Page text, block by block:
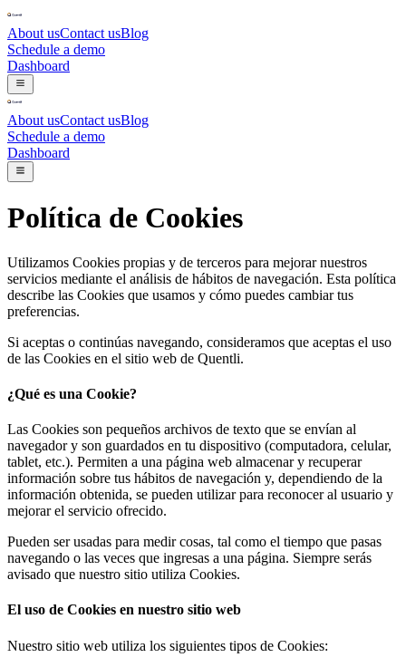
About usContact usBlog
Schedule a demo
Dashboard
About usContact usBlog
Schedule a demo
Dashboard
Política de Cookies
Utilizamos Cookies propias y de terceros para mejorar nuestros
servicios mediante el análisis de hábitos de navegación. Esta política
describe las Cookies que usamos y cómo puedes cambiar tus
preferencias.
Si aceptas o continúas navegando, consideramos que aceptas el uso
de las Cookies en el sitio web de Quentli.
¿Qué es una Cookie?
Las Cookies son pequeños archivos de texto que se envían al
navegador y son guardados en tu dispositivo (computadora, celular,
tablet, etc.). Permiten a una página web almacenar y recuperar
información sobre tus hábitos de navegación y, dependiendo de la
información obtenida, se pueden utilizar para reconocer al usuario y
mejorar el servicio ofrecido.
Pueden ser usadas para medir cosas, tal como el tiempo que pasas
navegando o las veces que ingresas a una página. Siempre serás
avisado que nuestro sitio utiliza Cookies.
El uso de Cookies en nuestro sitio web
Nuestro sitio web utiliza los siguientes tipos de Cookies: